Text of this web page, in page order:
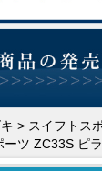
> スイフトス
ツ ZC33S ピ